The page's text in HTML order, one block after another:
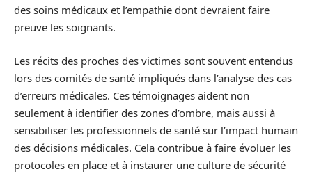
des soins médicaux et l’empathie dont devraient faire
preuve les soignants.
Les récits des proches des victimes sont souvent entendus
lors des comités de santé impliqués dans l’analyse des cas
d’erreurs médicales. Ces témoignages aident non
seulement à identifier des zones d’ombre, mais aussi à
sensibiliser les professionnels de santé sur l’impact humain
des décisions médicales. Cela contribue à faire évoluer les
protocoles en place et à instaurer une culture de sécurité